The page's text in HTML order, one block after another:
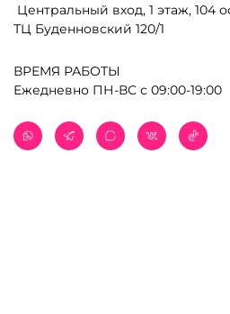
Центральный вход, 1 этаж, 104
ТЦ Буденновский 120/1
ВРЕМЯ РАБОТЫ
Ежедневно ПН-ВС с 09:00-19:00